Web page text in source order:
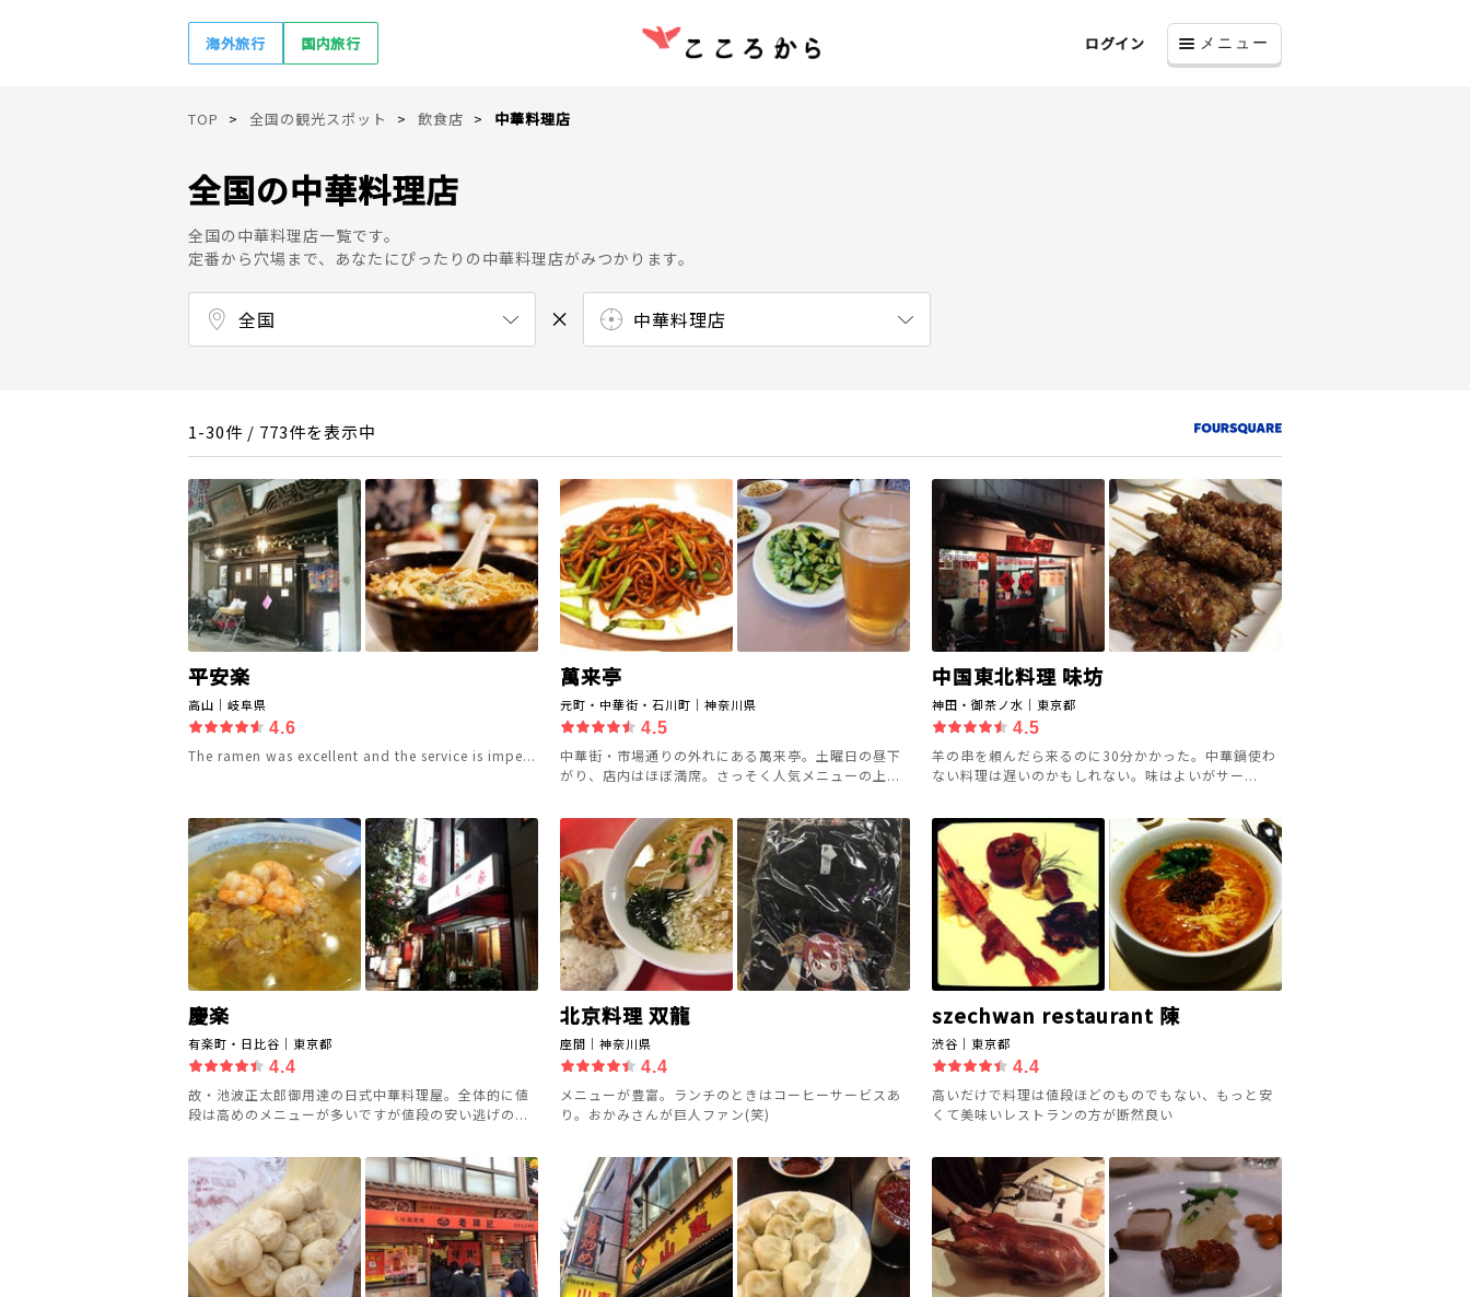
海外旅行 国内旅行 ログイン メニュー
TOP 全国の観光スポット 飲食店 中華料理店
全国の中華料理店
全国の中華料理店一覧です。
定番から穴場まで、あなたにぴったりの中華料理店がみつかります。
全国
中華料理店
1-30件 / 773件を表示中
平安楽
高山｜岐阜県
4.6
The ramen was excellent and the service is impe...
萬来亭
元町・中華街・石川町｜神奈川県
4.5
中華街・市場通りの外れにある萬来亭。土曜日の昼下
がり、店内はほぼ満席。さっそく人気メニューの上...
中国東北料理 味坊
神田・御茶ノ水｜東京都
4.5
羊の串を頼んだら来るのに30分かかった。中華鍋使わ
ない料理は遅いのかもしれない。味はよいがサー...
慶楽
有楽町・日比谷｜東京都
4.4
故・池波正太郎御用達の日式中華料理屋。全体的に値
段は高めのメニューが多いですが値段の安い逃げの...
北京料理 双龍
座間｜神奈川県
4.4
メニューが豊富。ランチのときはコーヒーサービスあ
り。おかみさんが巨人ファン(笑)
szechwan restaurant 陳
渋谷｜東京都
4.4
高いだけで料理は値段ほどのものでもない、もっと安
くて美味いレストランの方が断然良い